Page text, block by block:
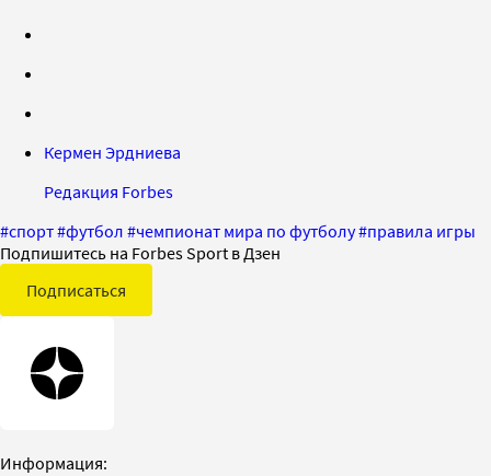
Кермен Эрдниева
Редакция Forbes
#спорт#футбол #чемпионат мира по футболу#правила игры
Подпишитесь на Forbes Sport в Дзен
Подписаться
Информация: